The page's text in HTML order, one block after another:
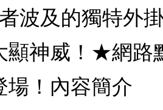
波及的獨特外
顯神威！★網路
場！內容簡介